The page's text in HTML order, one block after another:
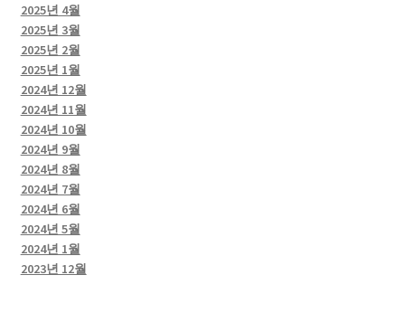
2025년 4월
2025년 3월
2025년 2월
2025년 1월
2024년 12월
2024년 11월
2024년 10월
2024년 9월
2024년 8월
2024년 7월
2024년 6월
2024년 5월
2024년 1월
2023년 12월